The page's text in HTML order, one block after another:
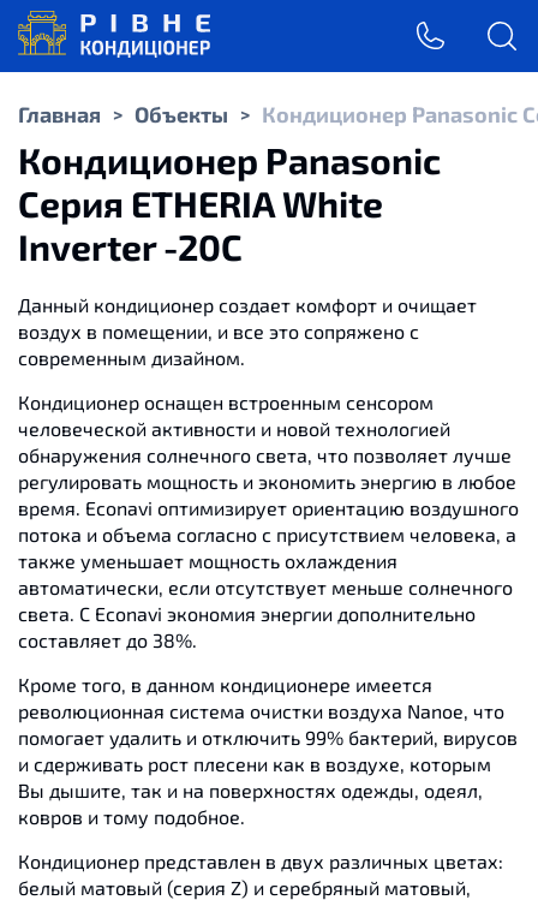
Главная > Объекты > Кондиционер Panasonic
Кондиционер Panasonic
Серия ETHERIA White
Inverter -20C
Данный кондиционер создает комфорт и очищает
воздух в помещении, и все это сопряжено с
современным дизайном.
Кондиционер оснащен встроенным сенсором
человеческой активности и новой технологией
обнаружения солнечного света, что позволяет лучше
регулировать мощность и экономить энергию в любое
время. Econavi оптимизирует ориентацию воздушного
потока и объема согласно с присутствием человека, а
также уменьшает мощность охлаждения
автоматически, если отсутствует меньше солнечного
света. С Econavi экономия энергии дополнительно
составляет до 38%.
Кроме того, в данном кондиционере имеется
революционная система очистки воздуха Nanoe, что
помогает удалить и отключить 99% бактерий, вирусов
и сдерживать рост плесени как в воздухе, которым
Вы дышите, так и на поверхностях одежды, одеял,
ковров и тому подобное.
Кондиционер представлен в двух различных цветах:
белый матовый (серия Z) и серебряный матовый,